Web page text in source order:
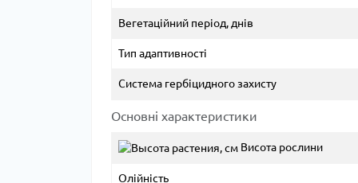
Основні характеристики
Вегетаційний період, днів
Тип адаптивності
Система гербіцидного захисту
Висота рослини
Олійність